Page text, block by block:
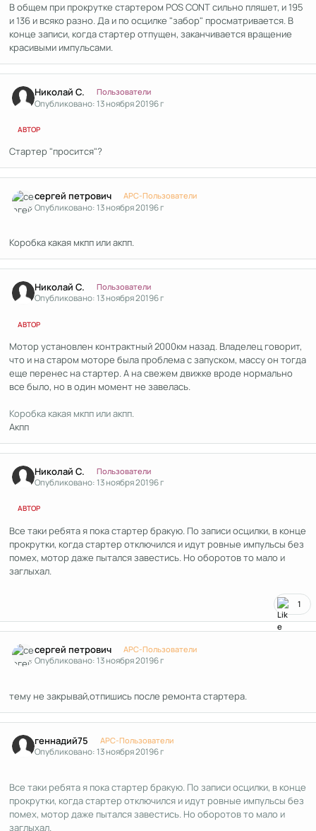
В общем при прокрутке стартером POS CONT сильно пляшет, и 195
и 136 и всяко разно. Да и по осцилке "забор" просматривается. В
конце записи, когда стартер отпущен, заканчивается вращение
красивыми импульсами.
Николай С. Пользователи
Опубликовано:13 ноября 20196 г
АВТОР
Стартер "просится"?
сергей петрович APC-Пользователи
Опубликовано:13 ноября 20196 г
Коробка какая мкпп или акпп.
Николай С. Пользователи
Опубликовано:13 ноября 20196 г
АВТОР
Мотор установлен контрактный 2000км назад. Владелец говорит,
что и на старом моторе была проблема с запуском, массу он тогда
еще перенес на стартер. А на свежем движке вроде нормально
все было, но в один момент не завелась.
Коробка какая мкпп или акпп.
Акпп
Николай С. Пользователи
Опубликовано:13 ноября 20196 г
АВТОР
Все таки ребята я пока стартер бракую. По записи осцилки, в конце
прокрутки, когда стартер отключился и идут ровные импульсы без
помех, мотор даже пытался завестись. Но оборотов то мало и
заглыхал.
1
сергей петрович APC-Пользователи
Опубликовано:13 ноября 20196 г
тему не закрывай,отпишись после ремонта стартера.
геннадий75 APC-Пользователи
Опубликовано:13 ноября 20196 г
Все таки ребята я пока стартер бракую. По записи осцилки, в конце
прокрутки, когда стартер отключился и идут ровные импульсы без
помех, мотор даже пытался завестись. Но оборотов то мало и
заглыхал.